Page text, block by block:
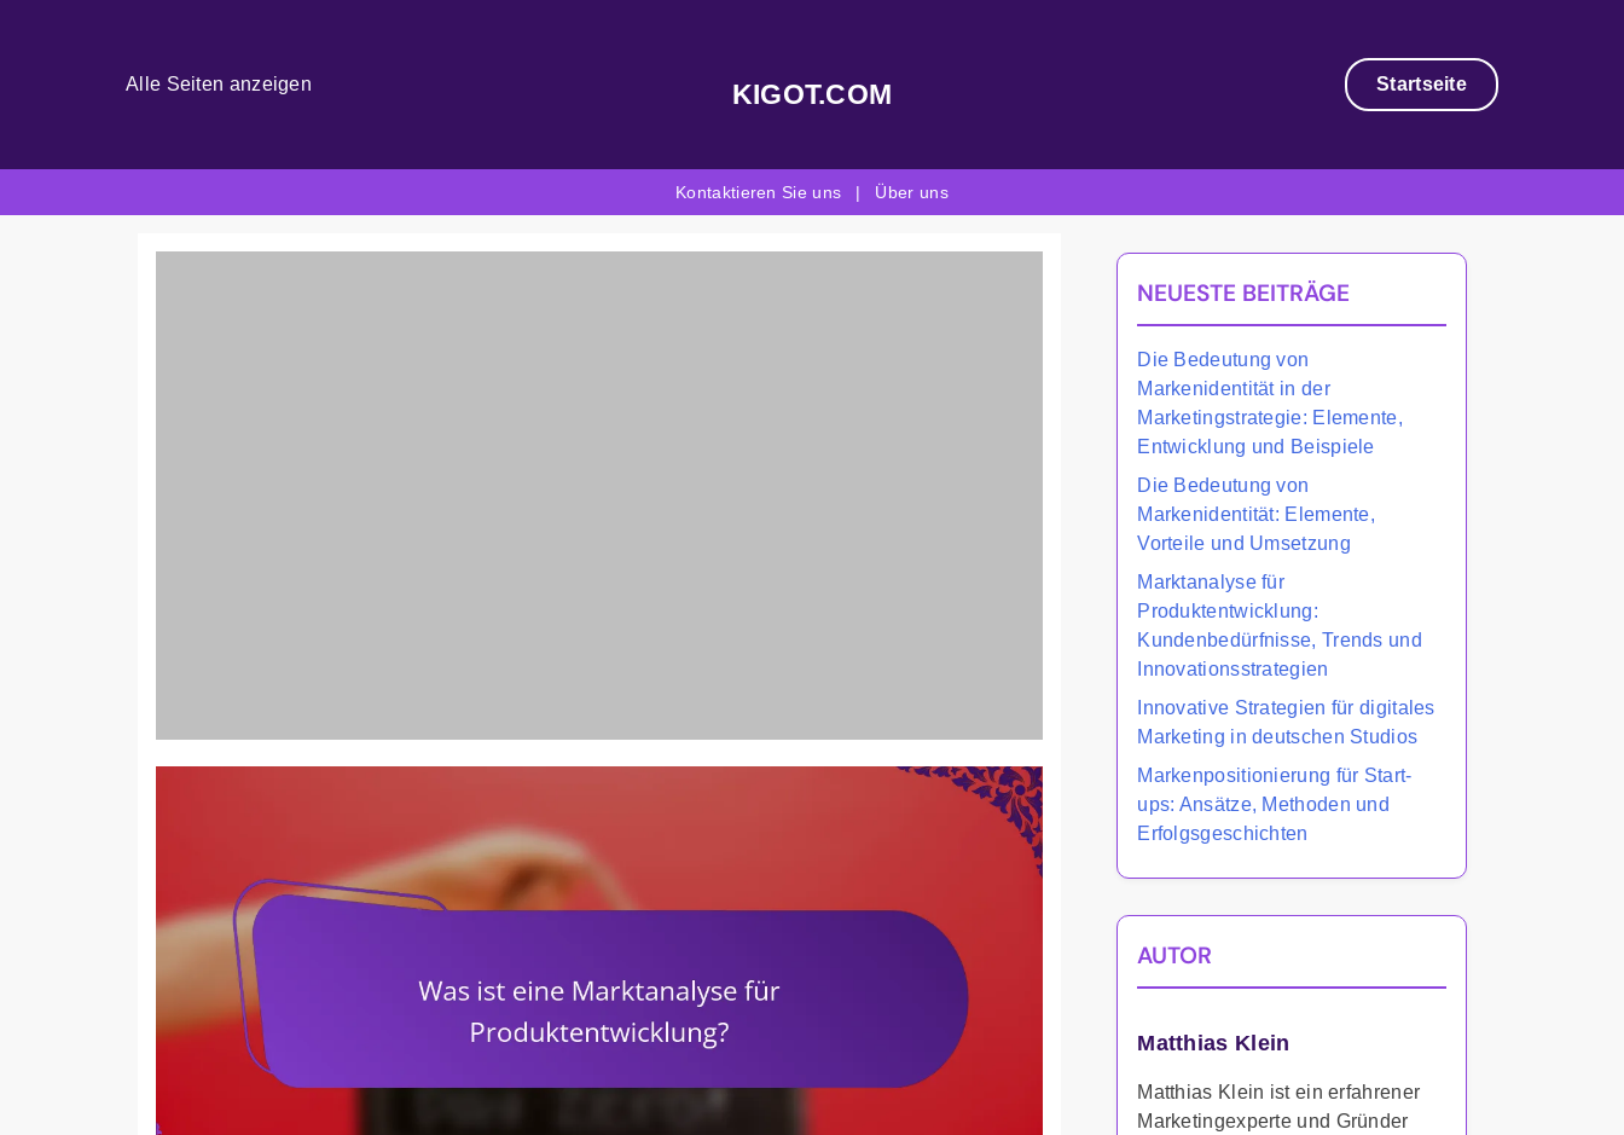
Alle Seiten anzeigen KIGOT.COM Startseite
Kontaktieren Sie uns | Über uns
NEUESTE BEITRÄGE
Die Bedeutung von
Markenidentität in der
Marketingstrategie: Elemente,
Entwicklung und Beispiele
Die Bedeutung von
Markenidentität: Elemente,
Vorteile und Umsetzung
Marktanalyse für
Produktentwicklung:
Kundenbedürfnisse, Trends und
Innovationsstrategien
Innovative Strategien für digitales
Marketing in deutschen Studios
Markenpositionierung für Start-
ups: Ansätze, Methoden und
Erfolgsgeschichten
AUTOR
Matthias Klein
Matthias Klein ist ein erfahrener
Marketingexperte und Gründer